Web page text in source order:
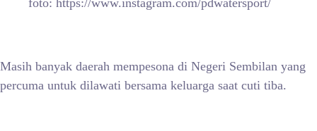
foto: https://www.instagram.com/pdwatersport/
Masih banyak daerah mempesona di Negeri Sembilan yang
percuma untuk dilawati bersama keluarga saat cuti tiba.